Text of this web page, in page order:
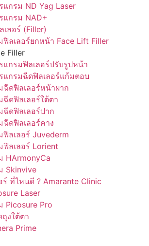
แกรม ND Yag Laser
แกรม NAD+
ลอร์ (Filler)
ฟิลเลอร์ยกหน้า Face Lift Filler
Filler
แกรมฟิลเลอร์ปรับรูปหน้า
แกรมฉีดฟิลเลอร์แก้มตอบ
ฉีดฟิลเลอร์หน้าผาก
ฉีดฟิลเลอร์ใต้ตา
ฉีดฟิลเลอร์ปาก
ฉีดฟิลเลอร์คาง
ฟิลเลอร์ Juvederm
ฟิลเลอร์ Lorient
HArmonyCa
Skinvive
ร์ ที่ไหนดี ? Amarante Clinic
Laser
Picosure Pro
งใต้ตา
Prime